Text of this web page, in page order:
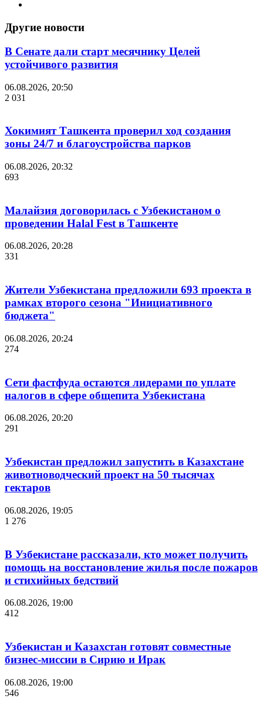
Другие новости
В Сенате дали старт месячнику Целей
устойчивого развития
06.08.2026, 20:50
2 031
Хокимият Ташкента проверил ход создания
зоны 24/7 и благоустройства парков
06.08.2026, 20:32
693
Малайзия договорилась с Узбекистаном о
проведении Halal Fest в Ташкенте
06.08.2026, 20:28
331
Жители Узбекистана предложили 693 проекта в
рамках второго сезона "Инициативного
бюджета"
06.08.2026, 20:24
274
Сети фастфуда остаются лидерами по уплате
налогов в сфере общепита Узбекистана
06.08.2026, 20:20
291
Узбекистан предложил запустить в Казахстане
животноводческий проект на 50 тысячах
гектаров
06.08.2026, 19:05
1 276
В Узбекистане рассказали, кто может получить
помощь на восстановление жилья после пожаров
и стихийных бедствий
06.08.2026, 19:00
412
Узбекистан и Казахстан готовят совместные
бизнес-миссии в Сирию и Ирак
06.08.2026, 19:00
546